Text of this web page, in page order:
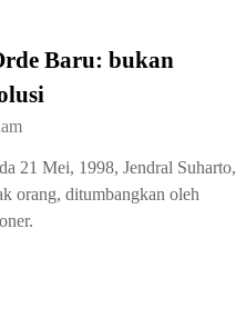
Baru: bukan
21 Mei, 1998, Jendral Suharto,
orang, ditumbangkan oleh